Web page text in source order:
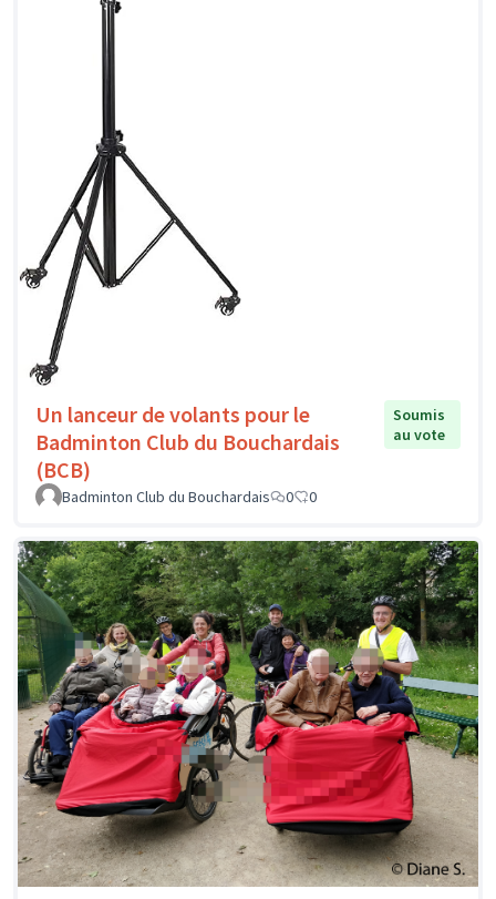
Un lanceur de volants pour le
Badminton Club du Bouchardais
(BCB)
Soumis
au vote
Badminton Club du Bouchardais 0 0